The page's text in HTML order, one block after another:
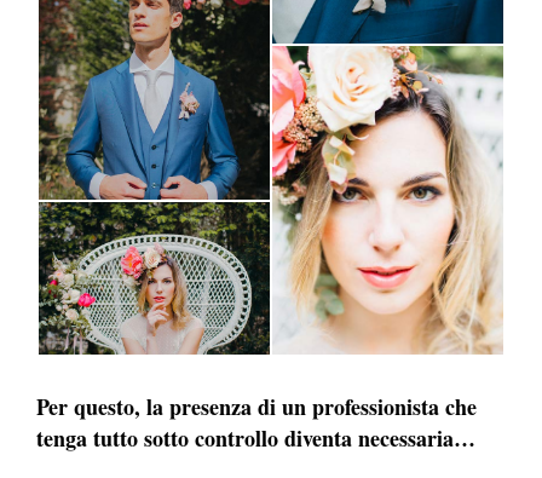
Per questo, la presenza di un professionista che
tenga tutto sotto controllo diventa necessaria…